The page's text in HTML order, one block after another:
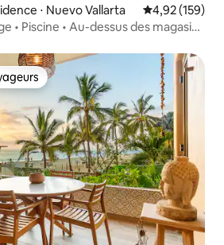
⋅ Nuevo Vallarta Évaluation
4,92 (159)
• Piscine • Au-dessus des magasins
les plus appréciés